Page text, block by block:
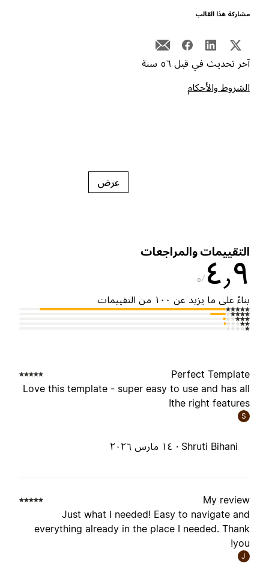
هذا القالب
تحديث في قبل ٥٦ سنة
والأحكام
عرض
والمراجعات
٥
على ما يزيد عن ١٠٠ من التقييمات
Perfect
Love this template - super easy to use and has
the right
Shruti Bihani · ١٤ مارس ٢٠٢٦
My
Just what I needed! Easy to navigate
everything already in the place I needed.